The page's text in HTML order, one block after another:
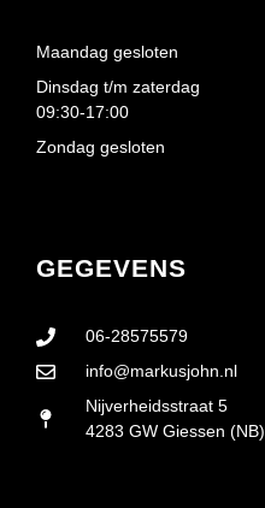
GEGEVENS
06-28575579
info@markusjohn.nl
Nijverheidsstraat 5
4283 GW Giessen (NB)
Maandag gesloten
Dinsdag t/m zaterdag
09:30-17:00
Zondag gesloten